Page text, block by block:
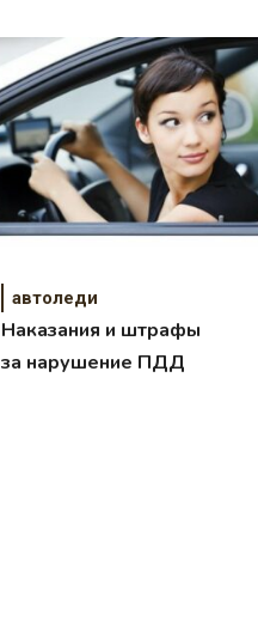
автоледи
Наказания и штрафы
за нарушение ПДД